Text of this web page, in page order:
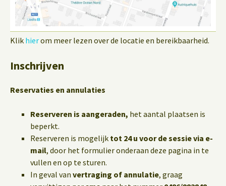
Klik hierom meer lezen over de locatie en bereikbaarheid.
Inschrijven
Reservaties en annulaties
Reserveren is aangeraden, het aantal plaatsen is
beperkt.
Reserveren is mogelijk tot 24 u voor de sessie via e-
mail, door het formulier onderaan deze pagina in te
vullen en op te sturen.
In geval van vertraging of annulatie, graag